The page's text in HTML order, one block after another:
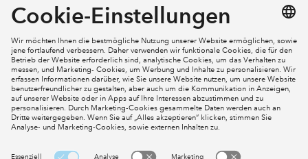
Kontakt
Mein Konto
Social Media